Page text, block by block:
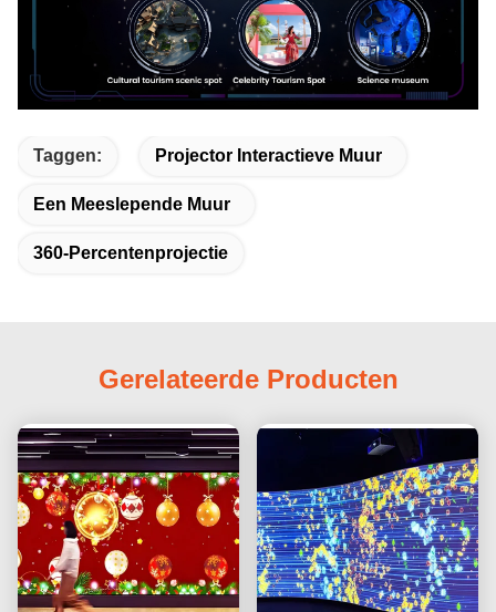
Taggen: Projector Interactieve Muur
Een Meeslepende Muur
360-Percentenprojectie
Gerelateerde Producten